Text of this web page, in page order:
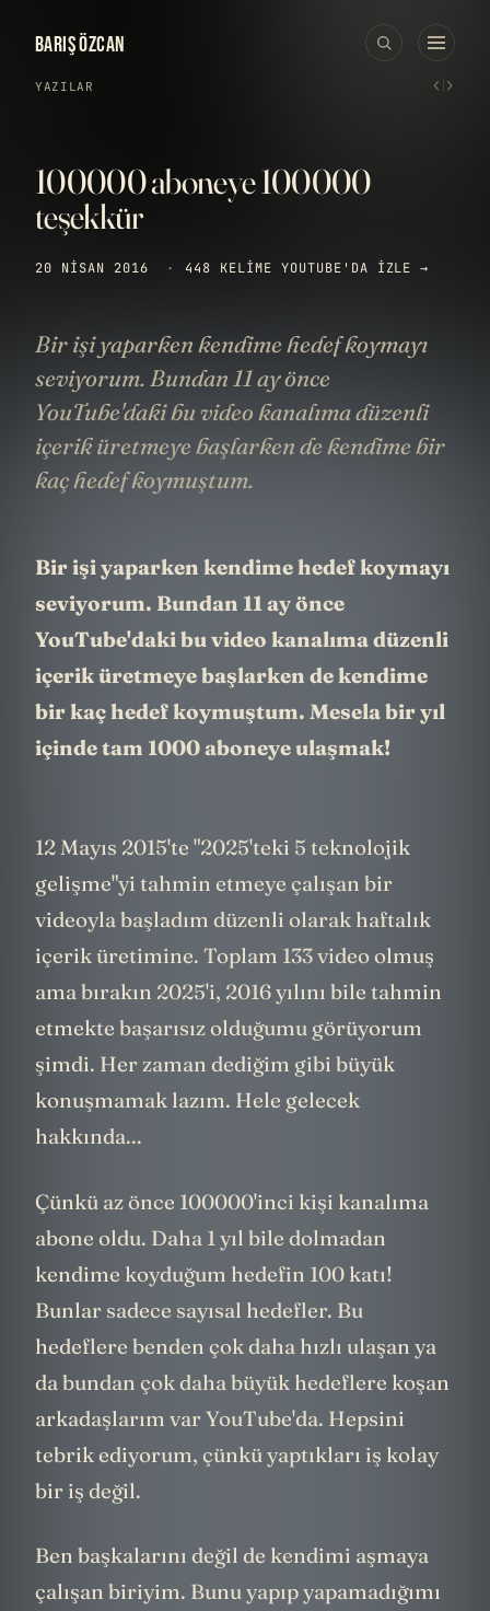
BARIŞ ÖZCAN
YAZILAR ‹ ›
100000 aboneye 100000
teşekkür
20 NISAN 2016 · 448 KELIME YOUTUBE'DA IZLE →
Bir işi yaparken kendime hedef koymayı
seviyorum. Bundan 11 ay önce
YouTube'daki bu video kanalıma düzenli
içerik üretmeye başlarken de kendime bir
kaç hedef koymuştum.
Bir işi yaparken kendime hedef koymayı
seviyorum. Bundan 11 ay önce
YouTube'daki bu video kanalıma düzenli
içerik üretmeye başlarken de kendime
bir kaç hedef koymuştum. Mesela bir yıl
içinde tam 1000 aboneye ulaşmak!
12 Mayıs 2015'te "2025'teki 5 teknolojik
gelişme"yi tahmin etmeye çalışan bir
videoyla başladım düzenli olarak haftalık
içerik üretimine. Toplam 133 video olmuş
ama bırakın 2025'i, 2016 yılını bile tahmin
etmekte başarısız olduğumu görüyorum
şimdi. Her zaman dediğim gibi büyük
konuşmamak lazım. Hele gelecek
hakkında...
Çünkü az önce 100000'inci kişi kanalıma
abone oldu. Daha 1 yıl bile dolmadan
kendime koyduğum hedefin 100 katı!
Bunlar sadece sayısal hedefler. Bu
hedeflere benden çok daha hızlı ulaşan ya
da bundan çok daha büyük hedeflere koşan
arkadaşlarım var YouTube'da. Hepsini
tebrik ediyorum, çünkü yaptıkları iş kolay
bir iş değil.
Ben başkalarını değil de kendimi aşmaya
çalışan biriyim. Bunu yapıp yapamadığımı